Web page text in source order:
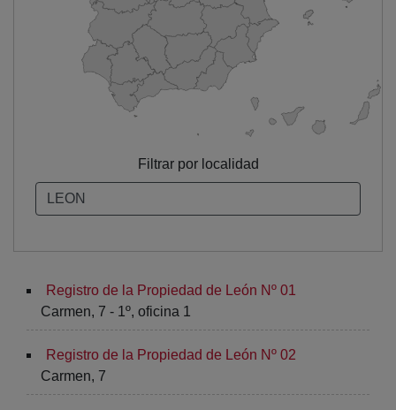
Filtrar por localidad
Registro de la Propiedad de León Nº 01
Carmen, 7 - 1º, oficina 1
Registro de la Propiedad de León Nº 02
Carmen, 7